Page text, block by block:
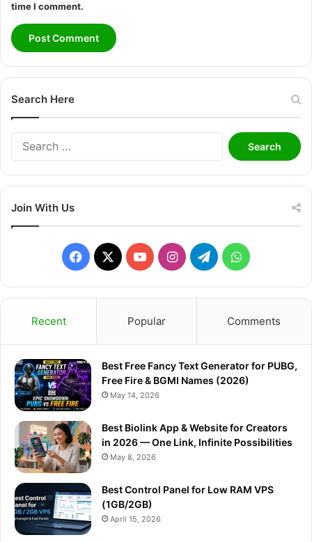
time I comment.
Search Here
Search
for:
Join With Us
Facebook
X YouTubeInstagram
TelegramWhatsApp
Recent Popular Comments
Best Free Fancy Text Generator for PUBG,
Free Fire & BGMI Names (2026)
May 14, 2026
Best Biolink App & Website for Creators
in 2026 — One Link, Infinite Possibilities
May 8, 2026
Best Control Panel for Low RAM VPS
(1GB/2GB)
April 15, 2026